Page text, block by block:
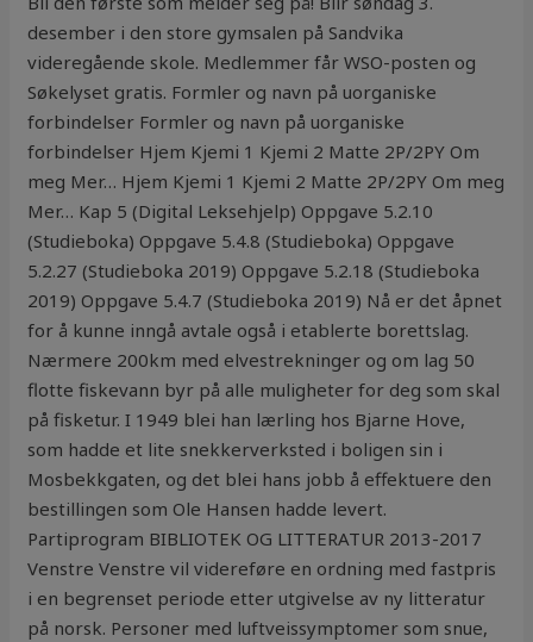
desember i den store gymsalen på Sandvika
videregående skole. Medlemmer får WSO-posten og
Søkelyset gratis. Formler og navn på uorganiske
forbindelser Formler og navn på uorganiske
forbindelser Hjem Kjemi 1 Kjemi 2 Matte 2P/2PY Om
meg Mer… Hjem Kjemi 1 Kjemi 2 Matte 2P/2PY Om meg
Mer… Kap 5 (Digital Leksehjelp) Oppgave 5.2.10
(Studieboka) Oppgave 5.4.8 (Studieboka) Oppgave
5.2.27 (Studieboka 2019) Oppgave 5.2.18 (Studieboka
2019) Oppgave 5.4.7 (Studieboka 2019) Nå er det åpnet
for å kunne inngå avtale også i etablerte borettslag.
Nærmere 200km med elvestrekninger og om lag 50
flotte fiskevann byr på alle muligheter for deg som skal
på fisketur. I 1949 blei han lærling hos Bjarne Hove,
som hadde et lite snekkerverksted i boligen sin i
Mosbekkgaten, og det blei hans jobb å effektuere den
bestillingen som Ole Hansen hadde levert.
Partiprogram BIBLIOTEK OG LITTERATUR 2013-2017
Venstre Venstre vil videreføre en ordning med fastpris
i en begrenset periode etter utgivelse av ny litteratur
på norsk. Personer med luftveissymptomer som snue,